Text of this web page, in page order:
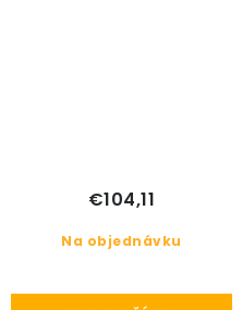
Na objednávku
€104,11